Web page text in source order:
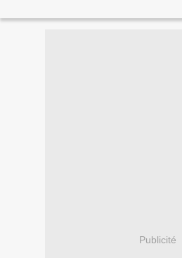
Publicité